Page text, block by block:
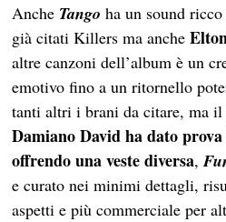
Anche Tangoha un sound
già citati Killers ma anche
altre canzoni dell’album è un
emotivo fino a un ritornello
tanti altri i brani da citare, ma il
Damiano David ha dato
offrendo una veste diversa,
e curato nei minimi dettagli,
aspetti e più commerciale per